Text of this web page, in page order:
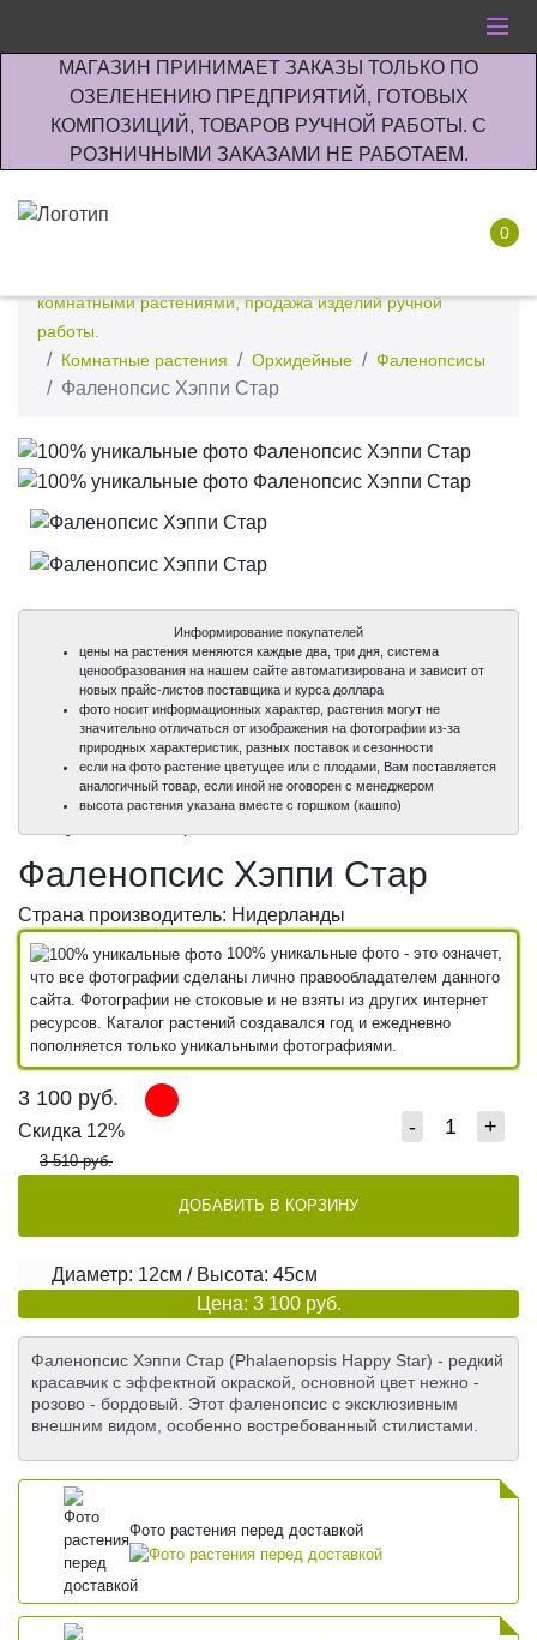
МАГАЗИН ПРИНИМАЕТ ЗАКАЗЫ ТОЛЬКО ПО
ОЗЕЛЕНЕНИЮ ПРЕДПРИЯТИЙ, ГОТОВЫХ
КОМПОЗИЦИЙ, ТОВАРОВ РУЧНОЙ РАБОТЫ. С
РОЗНИЧНЫМИ ЗАКАЗАМИ НЕ РАБОТАЕМ.
0
комнатными растениями, продажа изделий ручной
работы.
Комнатные растения
Орхидейные Фаленопсисы
Фаленопсис Хэппи Стар
100%
100%
Информирование покупателей
цены на растения меняются каждые два, три дня, система
ценообразования на нашем сайте автоматизирована и зависит от
новых прайс-листов поставщика и курса доллара
фото носит информационных характер, растения могут не
значительно отличаться от изображения на фотографии из-за
природных характеристик, разных поставок и сезонности
если на фото растение цветущее или с плодами, Вам поставляется
аналогичный товар, если иной не оговорен с менеджером
высота растения указана вместе с горшком (кашпо)
Фаленопсис Хэппи Стар
Страна производитель: Нидерланды
100% уникальные фото - это означет,
что все фотографии сделаны лично правообладателем данного
сайта. Фотографии не стоковые и не взяты из других интернет
ресурсов. Каталог растений создавался год и ежедневно
пополняется только уникальными фотографиями.
3 100 руб.
Скидка 12%
3 510 руб.
- +
ДОБАВИТЬ В КОРЗИНУ
Диаметр: 12см / Высота: 45см
Цена: 3 100 руб.
Фаленопсис Хэппи Стар (Phalaenopsis Happy Star) - редкий
красавчик с эффектной окраской, основной цвет нежно -
розово - бордовый. Этот фаленопсис с эксклюзивным
внешним видом, особенно востребованный стилистами.
Фото растения перед доставкой